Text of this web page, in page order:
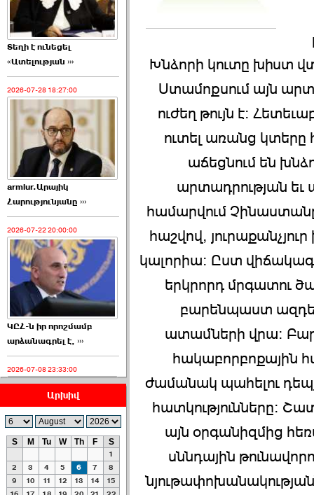
Տեղի է ունեցել
«Ատելության ›››
2026-07-28 18:27:00
armlur.Արայիկ
Հարությունյանը ›››
2026-07-22 20:00:00
ԿԸՀ-ն իր որոշմամբ
արձանագրել է, ›››
2026-07-08 23:33:00
ՀԱՅԱՊԱՀՊԱՆՈՒԹԻՒՆ՝
ՀԱՒԱՏՔԻ ԵՒ
Արխիվ
S M Tu W Th F S
1
2
3 4 5 6 7
8
9
10 11 12 13 14
15
Խնձորի կուտը խիստ
Ստամոքսում այն
ուժեղ թույն է:
ուտել առանց կտերը
աճեցնում են
արտադրության
համարվում
հաշվով,
կալորիա: Ըստ
երկրորդ մրգատու
բարենպաստ
ատամների վրա:
հակաբորբոքային
ժամանակ պահելու
հատկությունները:
այն օրգանիզմից
սննդային